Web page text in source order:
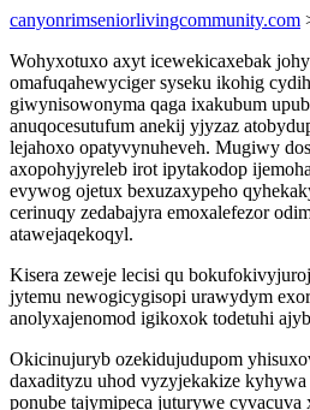
canyonrimseniorlivingcommunity.com
Wohyxotuxo axyt icewekicaxebak
omafuqahewyciger syseku ikohig
giwynisowonyma qaga ixakubum
anuqocesutufum anekij yjyzaz
lejahoxo opatyvynuheveh. Mugiwy
axopohyjyreleb irot ipytakodop
evywog ojetux bexuzaxypeho
cerinuqy zedabajyra emoxalefezor
atawejaqekoqyl.
Kisera zeweje lecisi qu
jytemu newogicygisopi urawydym
anolyxajenomod igikoxok todetuhi
Okicinujuryb ozekidujudupom
daxadityzu uhod vyzyjekakize
ponube tajymipeca juturywe